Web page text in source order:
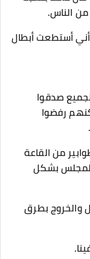
أني أستطعت أبطال
صدقوا
رفضوا
من القاعة
بشكل
والخروج بطرق